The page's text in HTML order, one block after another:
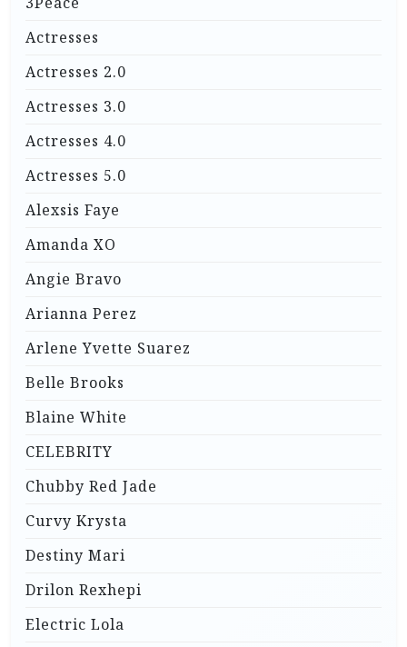
Actresses
Actresses 2.0
Actresses 3.0
Actresses 4.0
Actresses 5.0
Alexsis Faye
Amanda XO
Angie Bravo
Arianna Perez
Arlene Yvette Suarez
Belle Brooks
Blaine White
CELEBRITY
Chubby Red Jade
Curvy Krysta
Destiny Mari
Drilon Rexhepi
Electric Lola